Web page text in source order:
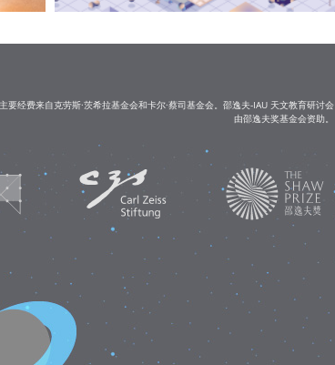
经费来自克劳斯·茨希拉基金会和卡尔·蔡司基金会。邵逸夫-IAU 天文教育研讨会
由邵逸夫奖基金会资助。